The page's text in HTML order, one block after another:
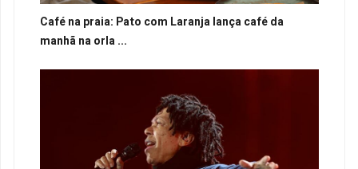
Café na praia: Pato com Laranja lança café da
manhã na orla ...